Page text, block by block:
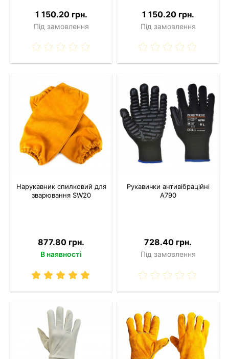
1 150.20 грн.
Під замовлення
1 150.20 грн.
Під замовлення
Нарукавник спилковий для
зварювання SW20
877.80 грн.
В наявності
Рукавички антивібраційні
A790
728.40 грн.
Під замовлення